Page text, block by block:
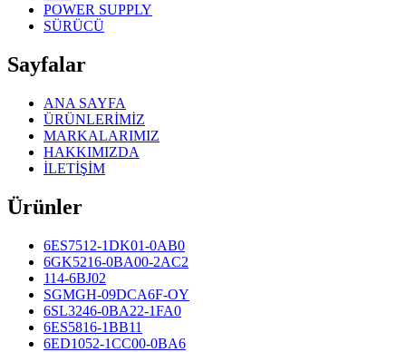
POWER SUPPLY
SÜRÜCÜ
Sayfalar
ANA SAYFA
ÜRÜNLERİMİZ
MARKALARIMIZ
HAKKIMIZDA
İLETİŞİM
Ürünler
6ES7512-1DK01-0AB0
6GK5216-0BA00-2AC2
114-6BJ02
SGMGH-09DCA6F-OY
6SL3246-0BA22-1FA0
6ES5816-1BB11
6ED1052-1CC00-0BA6